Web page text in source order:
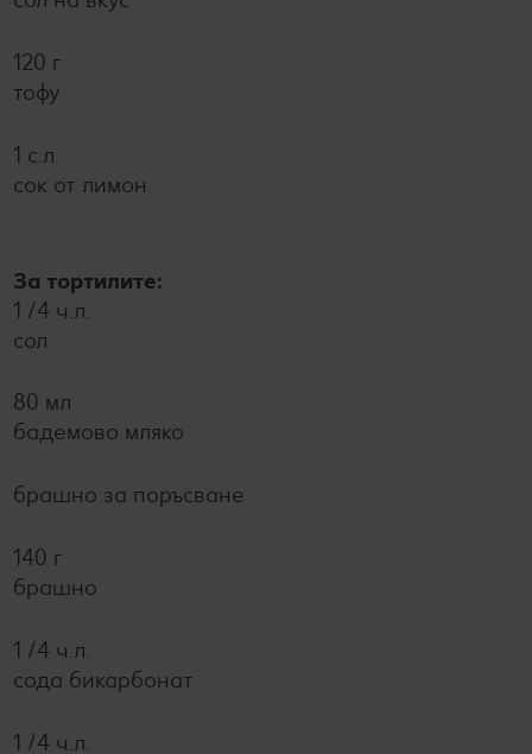
120 г
тофу
1 с.л.
сок от лимон
За тортилите:
1 /4 ч.л.
сол
80 мл
бадемово мляко
брашно за поръсване
140 г
брашно
1 /4 ч.л.
сода бикарбонат
1 /4 ч.л.